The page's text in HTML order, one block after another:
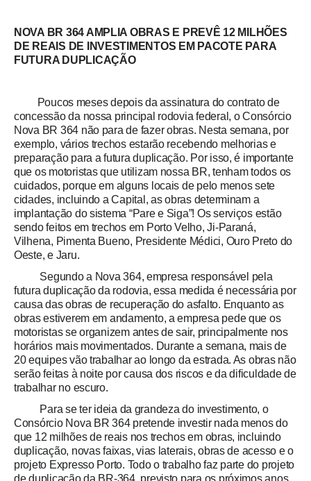
NOVA BR 364 AMPLIA OBRAS E PREVÊ 12 MILHÕES
DE REAIS DE INVESTIMENTOS EM PACOTE PARA
FUTURA DUPLICAÇÃO
Poucos meses depois da assinatura do contrato de
concessão da nossa principal rodovia federal, o Consórcio
Nova BR 364 não para de fazer obras. Nesta semana, por
exemplo, vários trechos estarão recebendo melhorias e
preparação para a futura duplicação. Por isso, é importante
que os motoristas que utilizam nossa BR, tenham todos os
cuidados, porque em alguns locais de pelo menos sete
cidades, incluindo a Capital, as obras determinam a
implantação do sistema “Pare e Siga”! Os serviços estão
sendo feitos em trechos em Porto Velho, Ji-Paraná,
Vilhena, Pimenta Bueno, Presidente Médici, Ouro Preto do
Oeste, e Jaru.
Segundo a Nova 364, empresa responsável pela
futura duplicação da rodovia, essa medida é necessária por
causa das obras de recuperação do asfalto. Enquanto as
obras estiverem em andamento, aempresa pede que os
motoristas se organizem antes de sair, principalmente nos
horários mais movimentados. Durante a semana, mais de
20 equipes vão trabalhar ao longo da estrada. As obras não
serão feitas à noite por causa dos riscos e da dificuldade de
trabalhar no escuro.
Para se ter ideia da grandeza do investimento, o
Consórcio Nova BR 364 pretende investir nada menos do
que 12 milhões de reais nos trechos em obras, incluindo
duplicação, novas faixas, vias laterais, obras de acesso e o
projeto Expresso Porto. Todo o trabalho faz parte do projeto
de duplicação da BR-364, previsto para os próximos anos.